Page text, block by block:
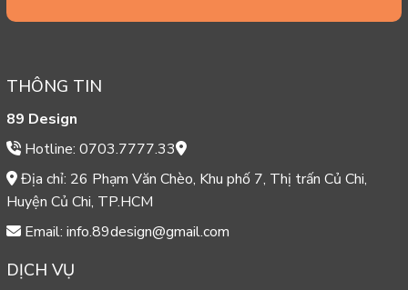
THÔNG TIN
89 Design
Hotline: 0703.7777.33
Địa chỉ: 26 Phạm Văn Chèo, Khu phố 7, Thị trấn Củ Chi,
Huyện Củ Chi, TP.HCM
Email: info.89design@gmail.com
DỊCH VỤ